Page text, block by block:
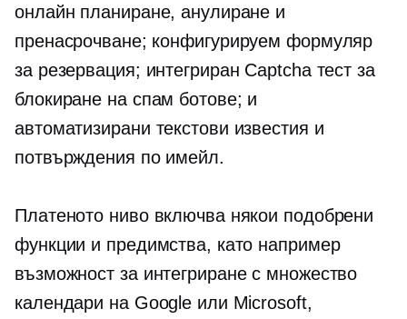
онлайн планиране, анулиране и
пренасрочване; конфигурируем формуляр
за резервация; интегриран Captcha тест за
блокиране на спам ботове; и
автоматизирани текстови известия и
потвърждения по имейл.
Платеното ниво включва някои подобрени
функции и предимства, като например
възможност за интегриране с множество
календари на Google или Microsoft,